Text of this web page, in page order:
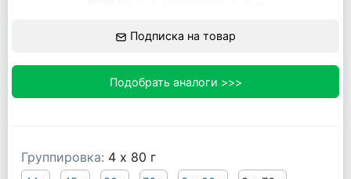
Подписка на товар
Подобрать аналоги >>>
Группировка: 4 x 80 г